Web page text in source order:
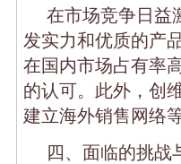
在市场竞争日益
发实力和优质的产
在国内市场占有率
的认可。此外，创
建立海外销售网络
四、面临的挑战